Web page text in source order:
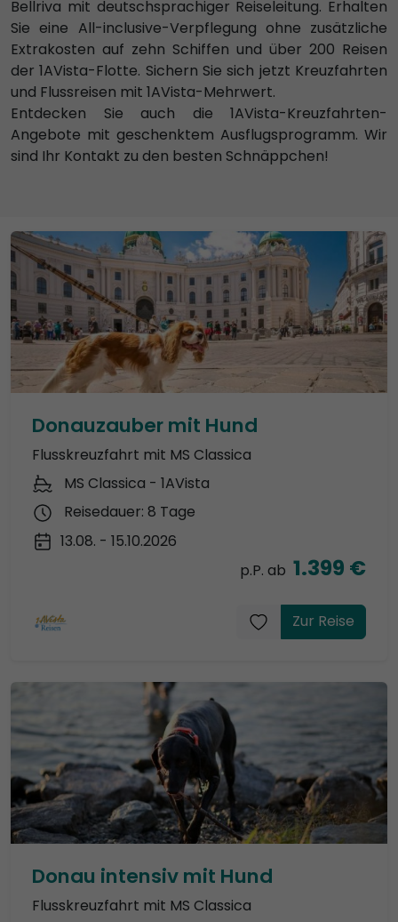
Bellriva mit deutschsprachiger Reiseleitung. Erhalten
Sie eine All-inclusive-Verpflegung ohne zusätzliche
Extrakosten auf zehn Schiffen und über 200 Reisen
der 1AVista-Flotte. Sichern Sie sich jetzt Kreuzfahrten
und Flussreisen mit 1AVista-Mehrwert.
Entdecken Sie auch die 1AVista-Kreuzfahrten-
Angebote mit geschenktem Ausflugsprogramm. Wir
sind Ihr Kontakt zu den besten Schnäppchen!
Donauzauber mit Hund
Flusskreuzfahrt mit MS Classica
MS Classica - 1AVista
Reisedauer: 8 Tage
13.08. - 15.10.2026
p.P. ab 1.399 €
Zur Reise
Donau intensiv mit Hund
Flusskreuzfahrt mit MS Classica